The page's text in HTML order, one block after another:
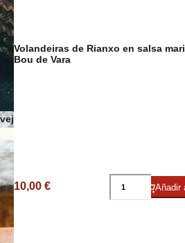
Volandeiras de Rianxo en salsa marinera,
Bou de Vara
10,00 € Añadir